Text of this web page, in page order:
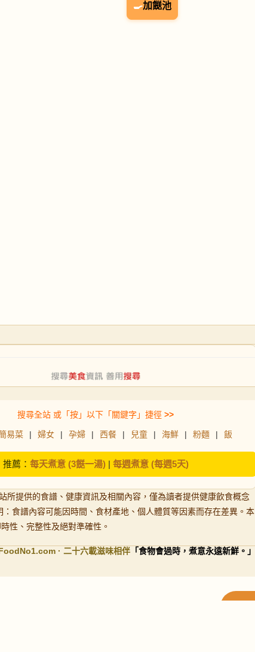
🍳加餸池
搜尋全站 或「按」以下「關鍵字」捷徑 >>
易菜 | 婦女 | 孕婦 | 西餐 | 兒童 | 海鮮 | 粉麵 | 飯
推薦： 每天煮意 (3餸一湯)| 每週煮意 (每週5天)
所提供的食譜、健康資訊及相關內容，僅為讀者提供健康飲食概念
：食譜內容可能因時間、食材產地、個人體質等因素而存在差異。本
性、完整性及絕對準確性。
.com · 二十六載滋味相伴 「食物會過時，煮意永遠新鮮。」